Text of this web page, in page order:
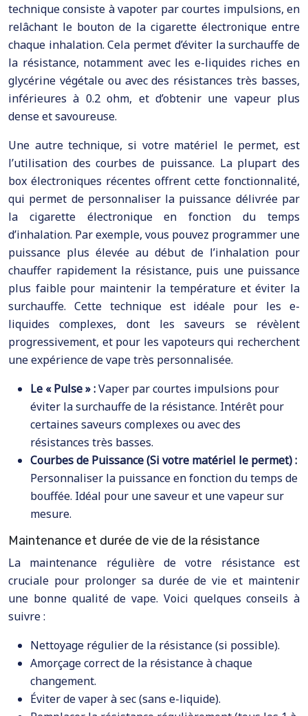
technique consiste à vapoter par courtes impulsions, en
relâchant le bouton de la cigarette électronique entre
chaque inhalation. Cela permet d’éviter la surchauffe de
la résistance, notamment avec les e-liquides riches en
glycérine végétale ou avec des résistances très basses,
inférieures à 0.2 ohm, et d’obtenir une vapeur plus
dense et savoureuse.
Une autre technique, si votre matériel le permet, est
l’utilisation des courbes de puissance. La plupart des
box électroniques récentes offrent cette fonctionnalité,
qui permet de personnaliser la puissance délivrée par
la cigarette électronique en fonction du temps
d’inhalation. Par exemple, vous pouvez programmer une
puissance plus élevée au début de l’inhalation pour
chauffer rapidement la résistance, puis une puissance
plus faible pour maintenir la température et éviter la
surchauffe. Cette technique est idéale pour les e-
liquides complexes, dont les saveurs se révèlent
progressivement, et pour les vapoteurs qui recherchent
une expérience de vape très personnalisée.
Le « Pulse » :Vaper par courtes impulsions pour
éviter la surchauffe de la résistance. Intérêt pour
certaines saveurs complexes ou avec des
résistances très basses.
Courbes de Puissance (Si votre matériel le permet) :
Personnaliser la puissance en fonction du temps de
bouffée. Idéal pour une saveur et une vapeur sur
mesure.
Maintenance et durée de vie de la résistance
La maintenance régulière de votre résistance est
cruciale pour prolonger sa durée de vie et maintenir
une bonne qualité de vape. Voici quelques conseils à
suivre :
Nettoyage régulier de la résistance (si possible).
Amorçage correct de la résistance à chaque
changement.
Éviter de vaper à sec (sans e-liquide).